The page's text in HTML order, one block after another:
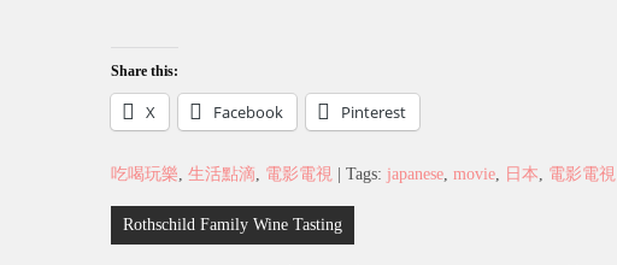
Share this:
X Facebook Pinterest
吃喝玩樂, 生活點滴, 電影電視 | Tags: japanese, movie, 日本, 電影電視
Post
navigation
Rothschild Family Wine Tasting